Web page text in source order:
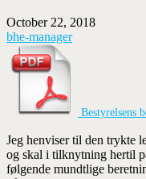
October 22, 2018
bhe-manager
Bestyrelsens
Jeg henviser til den trykte
og skal i tilknytning hertil
følgende mundtlige